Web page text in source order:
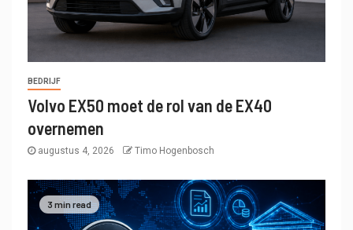
BEDRIJF
Volvo EX50 moet de rol van de EX40
overnemen
augustus 4, 2026 Timo Hogenbosch
3 min read